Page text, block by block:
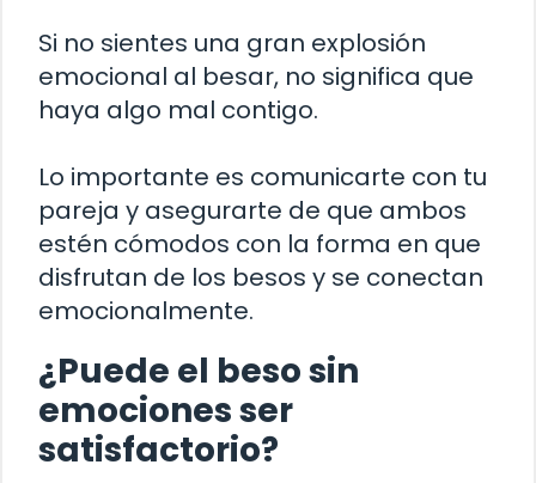
Si no sientes una gran explosión
emocional al besar, no significa que
haya algo mal contigo.
Lo importante es comunicarte con tu
pareja y asegurarte de que ambos
estén cómodos con la forma en que
disfrutan de los besos y se conectan
emocionalmente.
¿Puede el beso sin
emociones ser
satisfactorio?